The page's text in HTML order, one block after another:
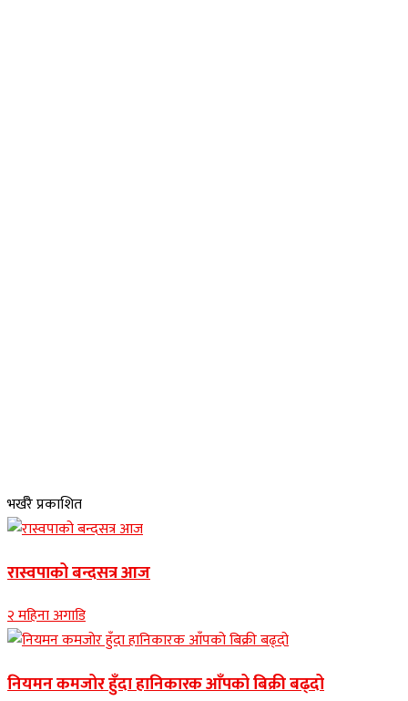
भर्खरै प्रकाशित
रास्वपाको बन्दसत्र आज
२ महिना अगाडि
नियमन कमजोर हुँदा हानिकारक आँपको बिक्री बढ्दो